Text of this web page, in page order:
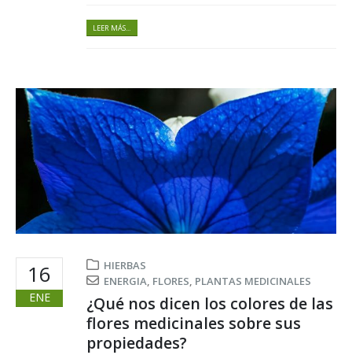
LEER MÁS...
16
ENE
HIERBAS
ENERGIA, FLORES, PLANTAS MEDICINALES
¿Qué nos dicen los colores de las
flores medicinales sobre sus
propiedades?